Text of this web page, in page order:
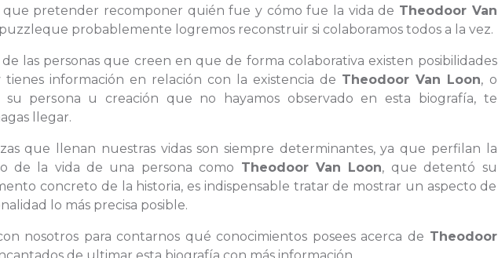
que pretender recomponer quién fue y cómo fue la vida de Theodoor Van
probablemente logremos reconstruir si colaboramos todos a la vez.
de las personas que creen en que de forma colaborativa existen posibilidades
información en relación con la existencia de Theodoor Van Loon, o
persona u creación que no hayamos observado en esta biografía, te
llegar.
que llenan nuestras vidas son siempre determinantes, ya que perfilan la
de la vida de una persona como Theodoor Van Loon, que detentó su
concreto de la historia, es indispensable tratar de mostrar un aspecto de
lo más precisa posible.
nosotros para contarnos qué conocimientos posees acerca de Theodoor